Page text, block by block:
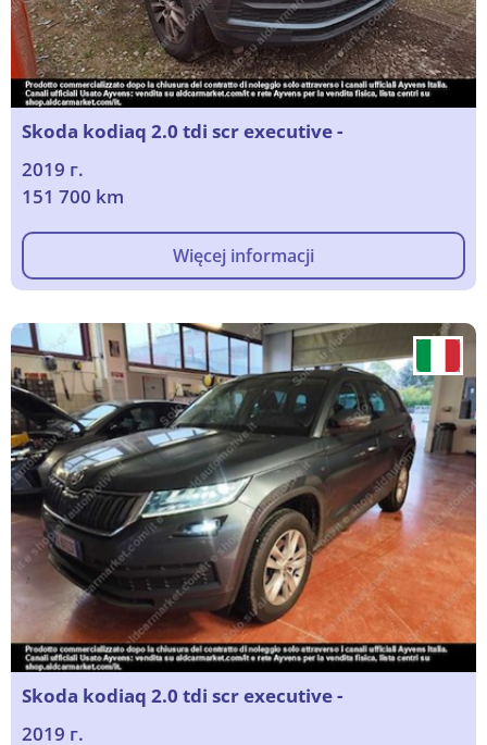
Skoda kodiaq 2.0 tdi scr executive -
2019 г.
151 700 km
Więcej informacji
Skoda kodiaq 2.0 tdi scr executive -
2019 г.